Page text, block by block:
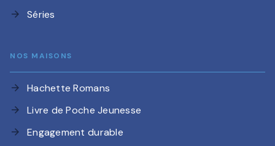
arrow_forward Séries
NOS MAISONS
arrow_forward Hachette Romans
arrow_forward Livre de Poche Jeunesse
arrow_forward Engagement durable